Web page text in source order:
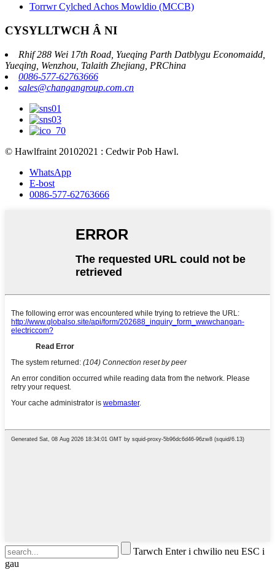
Torrwr Cylched Achos Mowldio (MCCB)
CYSYLLTWCH Â NI
Rhif 288 Wei 17th Road, Yueqing Parth Datblygu Economaidd,
Yueqing, Wenzhou, Talaith Zhejiang, PRChina
0086-577-62763666
sales@changangroup.com.cn
© Hawlfraint 20102021 : Cedwir Pob Hawl.
WhatsApp
E-bost
0086-577-62763666
Tarwch Enter i chwilio neu ESC i
gau